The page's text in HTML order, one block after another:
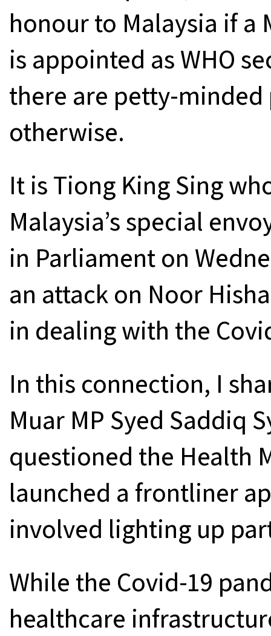
honour to Malaysia if a
is appointed as WHO
there are petty-
otherwise.
It is Tiong King Sing
Malaysia’s special
in Parliament on
an attack on Noor
in dealing with the
In this connection, I
Muar MP Syed Saddiq
questioned the Health
launched a frontliner
involved lighting up
While the Covid-19
healthcare